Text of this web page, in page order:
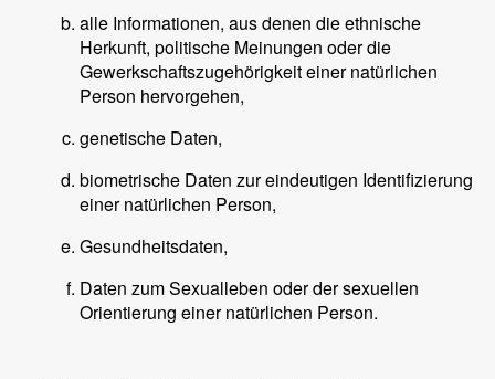
alle Informationen, aus denen die ethnische
Herkunft, politische Meinungen oder die
Gewerkschaftszugehörigkeit einer natürlichen
Person hervorgehen,
genetische Daten,
biometrische Daten zur eindeutigen Identifizierung
einer natürlichen Person,
Gesundheitsdaten,
Daten zum Sexualleben oder der sexuellen
Orientierung einer natürlichen Person.